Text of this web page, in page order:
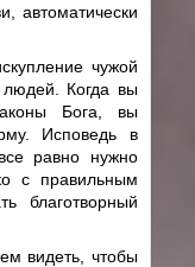
автоматически
чужой
Когда вы
Бога, вы
Исповедь в
равно нужно
с правильным
благотворный
видеть, чтобы